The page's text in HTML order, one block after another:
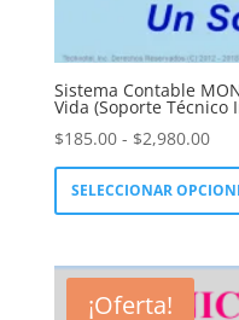
Sistema Contable
Vida (Soporte Técnico
$185.00 - $2,980.00
de
SELECCIONAR
¡Oferta!